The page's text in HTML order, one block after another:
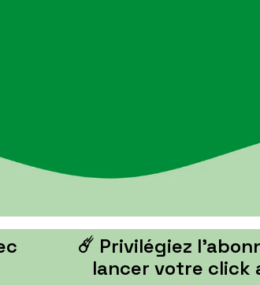
☄️ Privilégiez
lancer votre click